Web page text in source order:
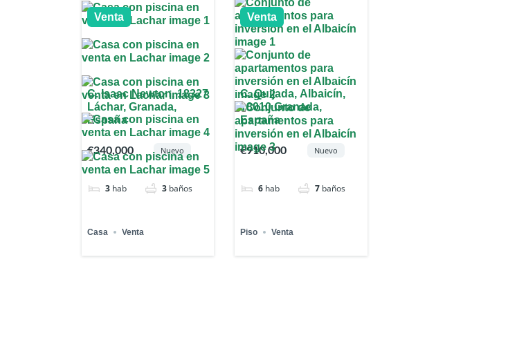
Venta
C. Isaac Newton, 18327
Láchar, Granada,
España
€340,000 Nuevo
3 hab 3 baños
Casa Venta
Venta
C. Quijada, Albaicín,
18010 Granada,
España
€910,000 Nuevo
6 hab 7 baños
Piso Venta